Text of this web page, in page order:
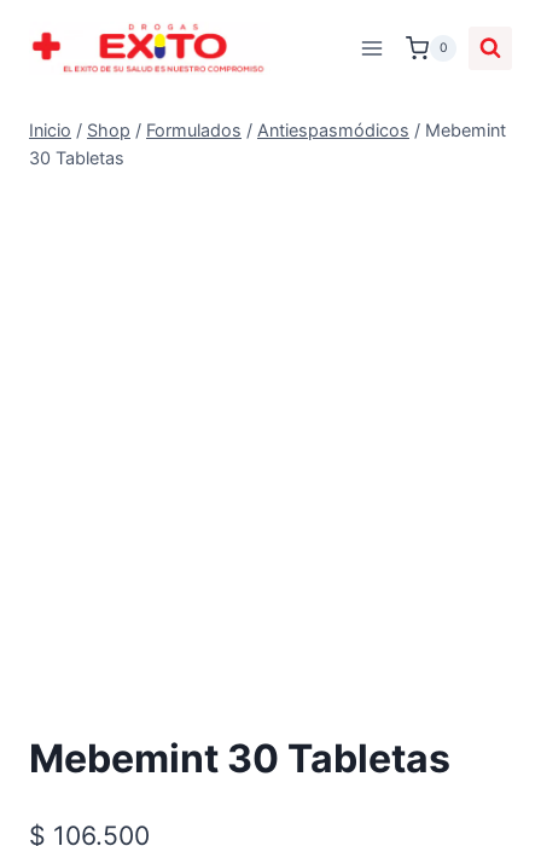
0
Inicio / Shop / Formulados / Antiespasmódicos / Mebemint
30 Tabletas
Mebemint 30 Tabletas
$ 106.500